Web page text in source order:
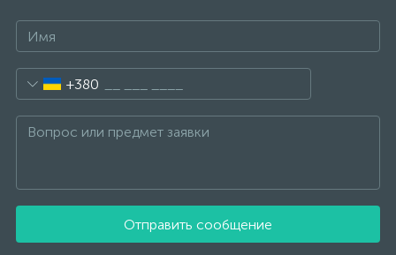
+380
Отправить сообщение